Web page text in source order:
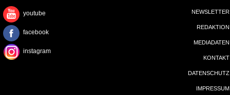
youtube
facebook
instagram
NEWSLETTER
REDAKTION
MEDIADATEN
KONTAKT
DATENSCHUTZ
IMPRESSUM